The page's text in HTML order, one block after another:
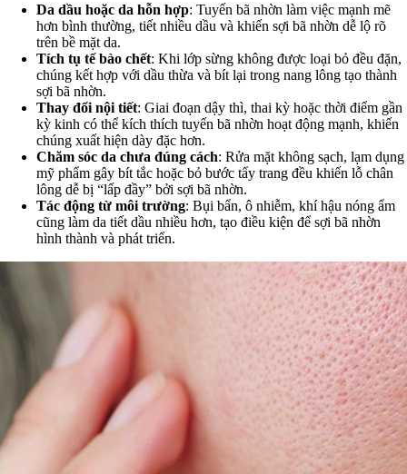
Da dầu hoặc da hỗn hợp: Tuyến bã nhờn làm việc mạnh mẽ
hơn bình thường, tiết nhiều dầu và khiến sợi bã nhờn dễ lộ rõ
trên bề mặt da.
Tích tụ tế bào chết: Khi lớp sừng không được loại bỏ đều đặn,
chúng kết hợp với dầu thừa và bít lại trong nang lông tạo thành
sợi bã nhờn.
Thay đổi nội tiết: Giai đoạn dậy thì, thai kỳ hoặc thời điểm gần
kỳ kinh có thể kích thích tuyến bã nhờn hoạt động mạnh, khiến
chúng xuất hiện dày đặc hơn.
Chăm sóc da chưa đúng cách: Rửa mặt không sạch, lạm dụng
mỹ phẩm gây bít tắc hoặc bỏ bước tẩy trang đều khiến lỗ chân
lông dễ bị “lấp đầy” bởi sợi bã nhờn.
Tác động từ môi trường: Bụi bẩn, ô nhiễm, khí hậu nóng ẩm
cũng làm da tiết dầu nhiều hơn, tạo điều kiện để sợi bã nhờn
hình thành và phát triển.